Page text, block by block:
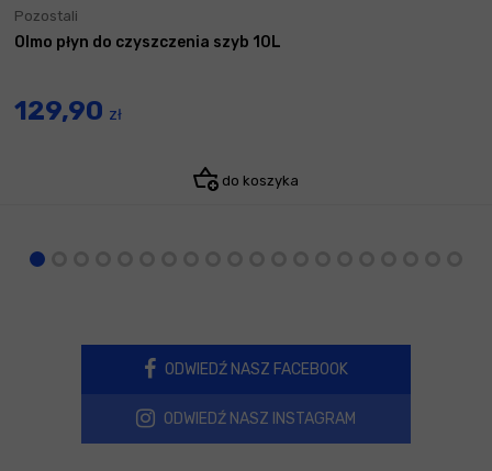
Pozostali
Olmo płyn do czyszczenia szyb 10L
129,90 zł
do koszyka
ODWIEDŹ NASZ FACEBOOK
ODWIEDŹ NASZ INSTAGRAM